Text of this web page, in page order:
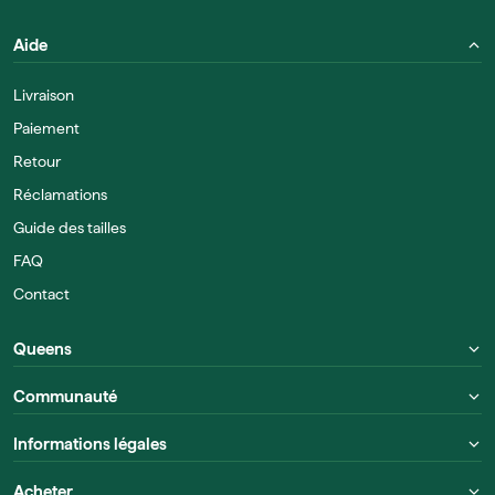
Aide
Livraison
Paiement
Retour
Réclamations
Guide des tailles
FAQ
Contact
Queens
Communauté
Informations légales